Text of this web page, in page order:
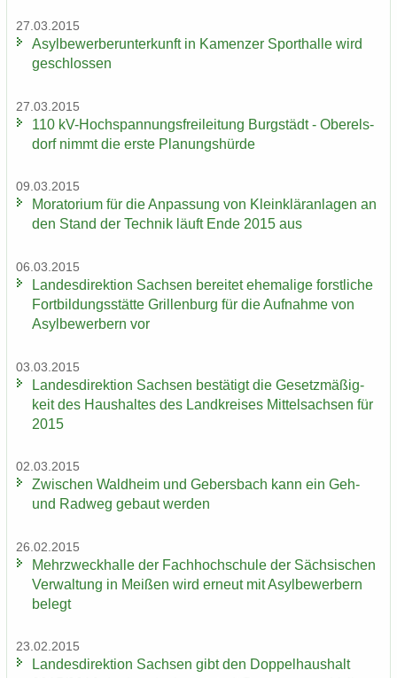
27.03.2015
Asyl­be­wer­ber­un­ter­kunft in Ka­men­zer Sport­hal­le wird
ge­schlos­sen
27.03.2015
110 kV-​Hochspannungsfreileitung Burg­städt - Ober­els­
dorf nimmt die erste Pla­nungs­hür­de
09.03.2015
Mo­ra­to­ri­um für die An­pas­sung von Klein­klär­an­la­gen an
den Stand der Tech­nik läuft Ende 2015 aus
06.03.2015
Lan­des­di­rek­ti­on Sach­sen be­rei­tet ehe­ma­li­ge forst­li­che
Fort­bil­dungs­stät­te Gril­len­burg für die Auf­nah­me von
Asyl­be­wer­bern vor
03.03.2015
Lan­des­di­rek­ti­on Sach­sen be­stä­tigt die Ge­setz­mä­ßig­
keit des Haus­hal­tes des Land­krei­ses Mit­tel­sach­sen für
2015
02.03.2015
Zwi­schen Wald­heim und Ge­bers­bach kann ein Geh-
und Rad­weg ge­baut wer­den
26.02.2015
Mehr­zweck­hal­le der Fach­hoch­schu­le der Säch­si­schen
Ver­wal­tung in Mei­ßen wird er­neut mit Asyl­be­wer­bern
be­legt
23.02.2015
Lan­des­di­rek­ti­on Sach­sen gibt den Dop­pel­haus­halt